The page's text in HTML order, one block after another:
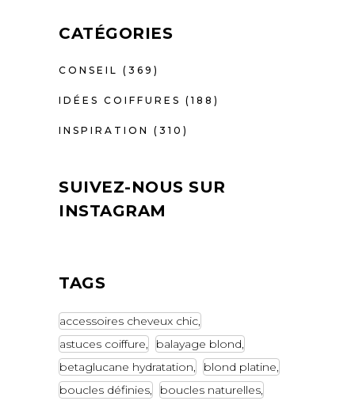
CATÉGORIES
CONSEIL (369)
IDÉES COIFFURES (188)
INSPIRATION (310)
SUIVEZ-NOUS SUR
INSTAGRAM
TAGS
accessoires cheveux chic
astuces coiffure
balayage blond
betaglucane hydratation
blond platine
boucles définies
boucles naturelles